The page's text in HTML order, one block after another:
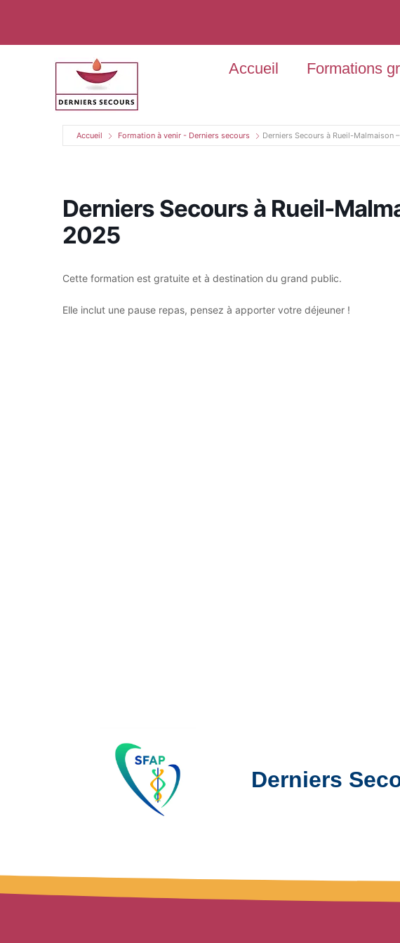
Accueil Formations
Accueil Formation à venir - Derniers secours Derniers Secours à Rueil-Malmaison
Derniers Secours à Rueil-
2025
Cette formation est gratuite et à destination du grand public.
Elle inclut une pause repas, pensez à apporter votre déjeuner !
Derniers